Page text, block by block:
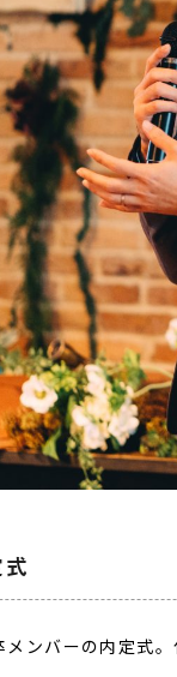
ンバーの内定式